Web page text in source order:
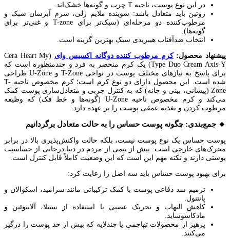
در این نوع پوست، ناحیه T چرب و گونه‌ها خشک‌اند.
روتین باید متعادل باشد: شوینده ملایم ژلی، سرم آبرسان سبک و
مرطوب‌کننده دو مرحله‌ای (سبک‌تر برای T-zone و غنی‌تر برای
گونه‌ها).
انتخاب ضدآفتاب هیبریدی سبک بهترین گزینه است.
پیشنهاد محصول:کرم مرطوب کننده دوگانه اکسیس وای
(Cera Heart My
Type Duo Cream Axis-Y) یک کرم منحصر به فرد و چندمنظوره است که
برای پاسخ به نیازهای مختلف پوست در نواحی T-Zone و U-Zone طراحی
شده است. این محصول دارای دو نوع کرم است؛ کرم مخصوص ناحیه T-
Zone (پیشانی، بینی و چانه) که به کنترل چربی و متعادل‌سازی پوست کمک
می‌کند و کرم مخصوص ناحیه U-Zone (گونه‌ها و خط فک) که وظیفه
مرطوب کردن و تغذیه عمقی پوست را بر عهده دارد.
🔸 جمع‌بندی: چگونه پوست حساس را به حالت متعادل برگردانیم
پوست حساس یک نوع پوست نیست، بلکه حالت واکنش‌پذیری بالا در برابر
محرک‌های خارجی است. بیش از نیمی از مردم در دنیا درجاتی از حساسیت
پوستی دارند و نکته مهم این است که این وضعیت کاملاً قابل کنترل است.
برای بهبود پوست حساس باید سه اصل را رعایت کرد:
ترمیم سد دفاعی پوست با کمک ترکیباتی مانند سرامید، اسکوالان و
پانتنول.
کاهش التهاب و تحریک عصبی با استفاده از سنتلا، آلانتوئین و
مادکاسوساید.
پرهیز از محصولات تهاجمی یا چندلایه که بیش از حد پوست را درگیر
می‌کنند.